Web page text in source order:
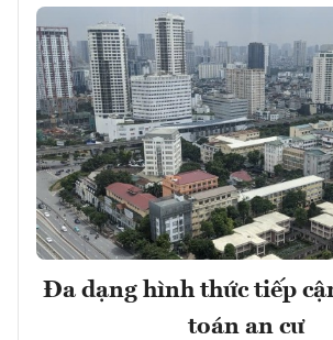
Đa dạng hình thức tiếp
toán an cư